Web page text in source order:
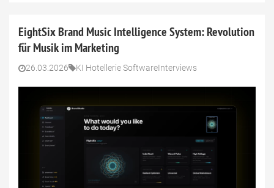
EightSix Brand Music Intelligence System: Revolution
für Musik im Marketing
26.03.2026 KI Hotellerie SoftwareInterviews